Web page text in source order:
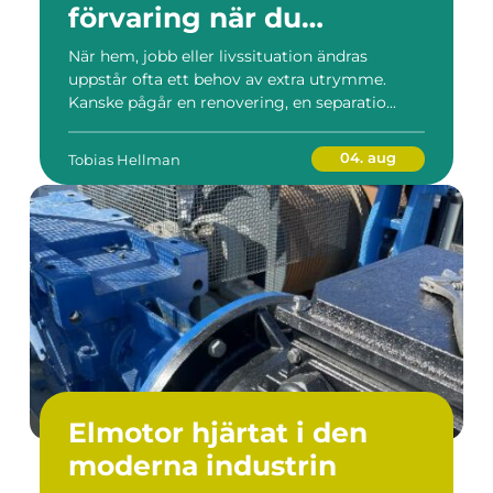
förvaring när du
behöver mer plats
När hem, jobb eller livssituation ändras
uppstår ofta ett behov av extra utrymme.
Kanske pågår en renovering, en separatio...
Tobias Hellman 04. aug
Elmotor hjärtat i den
moderna industrin